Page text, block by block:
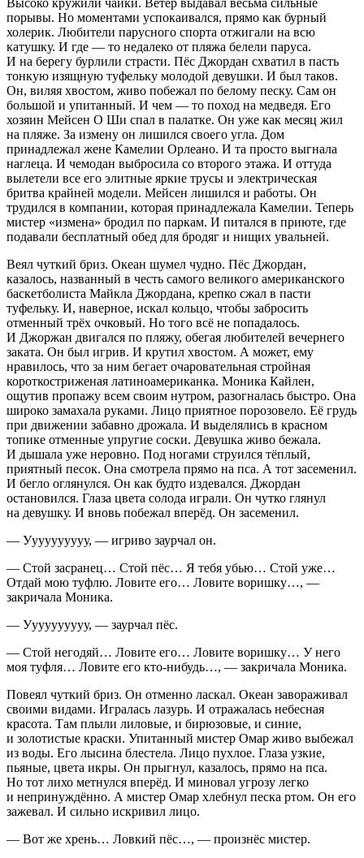
порывы. Но моментами успокаивался, прямо как бурный
холерик. Любители парусного спорта отжигали на всю
катушку. И где — то недалеко от пляжа белели паруса.
И на берегу бурлили страсти. Пёс Джордан схватил в пасть
тонкую изящную туфельку молодой девушки. И был таков.
Он, виляя хвостом, живо побежал по белому песку. Сам он
большой и упитанный. И чем — то поход на медведя. Его
хозяин Мейсен О Ши спал в палатке. Он уже как месяц жил
на пляже. За измену он лишился своего угла. Дом
принадлежал жене Камелии Орлеано. И та просто выгнала
наглеца. И чемодан выбросила со второго этажа. И оттуда
вылетели все его элитные яркие трусы и электрическая
бритва крайней модели. Мейсен лишился и работы. Он
трудился в компании, которая принадлежала Камелии. Теперь
мистер «измена» бродил по паркам. И питался в приюте, где
подавали бесплатный обед для бродяг и нищих увальней.
Веял чуткий бриз. Океан шумел чудно. Пёс Джордан,
казалось, названный в честь самого великого американского
баскетболиста Майкла Джордана, крепко сжал в пасти
туфельку. И, наверное, искал кольцо, чтобы забросить
отменный трёх очковый. Но того всё не попадалось.
И Джоржан двигался по пляжу, обегая любителей вечернего
заката. Он был игрив. И крутил хвостом. А может, ему
нравилось, что за ним бегает очаровательная стройная
короткостриженая латиноамериканка. Моника Кайлен,
ощутив пропажу всем своим нутром, разогналась быстро. Она
широко замахала руками. Лицо приятное порозовело. Её грудь
при движении забавно дрожала. И выделялись в красном
топике отменные упругие соски. Девушка живо бежала.
И дышала уже неровно. Под ногами струился тёплый,
приятный песок. Она смотрела прямо на пса. А тот засеменил.
И бегло оглянулся. Он как будто издевался. Джордан
остановился. Глаза цвета солода играли. Он чутко глянул
на девушку. И вновь побежал вперёд. Он засеменил.
— Уууууууууу, — игриво заурчал он.
— Стой засранец… Стой пёс… Я тебя убью… Стой уже…
Отдай мою туфлю. Ловите его… Ловите воришку…, —
закричала Моника.
— Уууууууууу, — заурчал пёс.
— Стой негодяй… Ловите его… Ловите воришку… У него
моя туфля… Ловите его кто-нибудь…, — закричала Моника.
Повеял чуткий бриз. Он отменно ласкал. Океан завораживал
своими видами. Игралась лазурь. И отражалась небесная
красота. Там плыли лиловые, и бирюзовые, и синие,
и золотистые краски. Упитанный мистер Омар живо выбежал
из воды. Его лысина блестела. Лицо пухлое. Глаза узкие,
пьяные, цвета икры. Он прыгнул, казалось, прямо на пса.
Но тот лихо метнулся вперёд. И миновал угрозу легко
и непринуждённо. А мистер Омар хлебнул песка ртом. Он его
зажевал. И сильно искривил лицо.
— Вот же хрень… Ловкий пёс…, — произнёс мистер.